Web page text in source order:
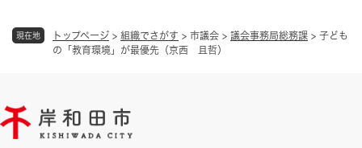
現在地 トップページ > 組織でさがす > 市議会 > 議会事務局総務課 > 子ども
の「教育環境」が最優先（京西 且哲）